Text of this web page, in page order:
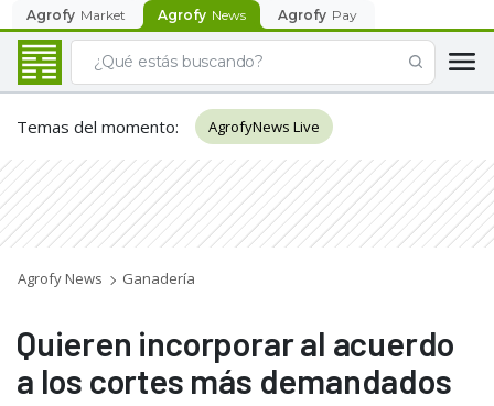
Agrofy Market Agrofy News Agrofy Pay
Temas del momento: AgrofyNews Live
Agrofy News Ganadería
Quieren incorporar al acuerdo
a los cortes más demandados